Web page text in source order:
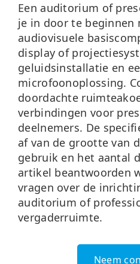
Een auditorium of
je in door te beginnen
audiovisuele
display of
geluidsinstallatie en
microfoonoplossing.
doordachte
verbindingen voor
deelnemers. De
af van de grootte van
gebruik en het aantal
artikel beantwoorden
vragen over de
auditorium of
vergaderruimte.
Neem